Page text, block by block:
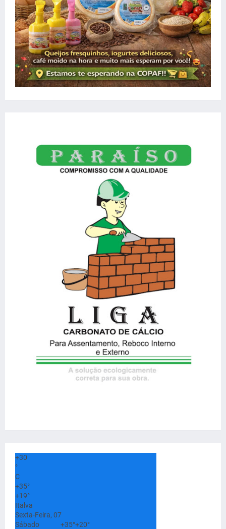
+30
°
C
+35°
+19°
Italva
Sexta-Feira, 07
Sábado
+35°+20°